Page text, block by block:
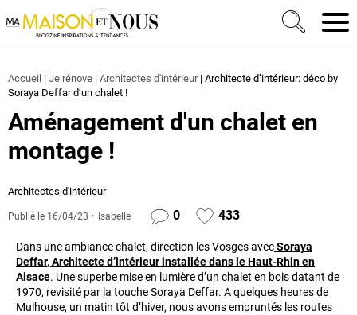
Ma Maison et Nous Construction, rénovation &
Accueil | Je rénove | Architectes d'intérieur| Architecte d’intérieur: déco by
Soraya Deffar d’un chalet !
Aménagement d'un chalet en
montage !
Architectes d'intérieur
Publié le 16/04/23 Isabelle 0 433
Dans une ambiance chalet, direction les Vosges avecSoraya
Deffar,Architecte d’intérieurinstallée dans le Haut-Rhin en
Alsace. Une superbe mise en lumière d’un chalet en bois datant de
1970, revisité par la touche Soraya Deffar. A quelques heures de
Mulhouse, un matin tôt d’hiver, nous avons empruntés les routes